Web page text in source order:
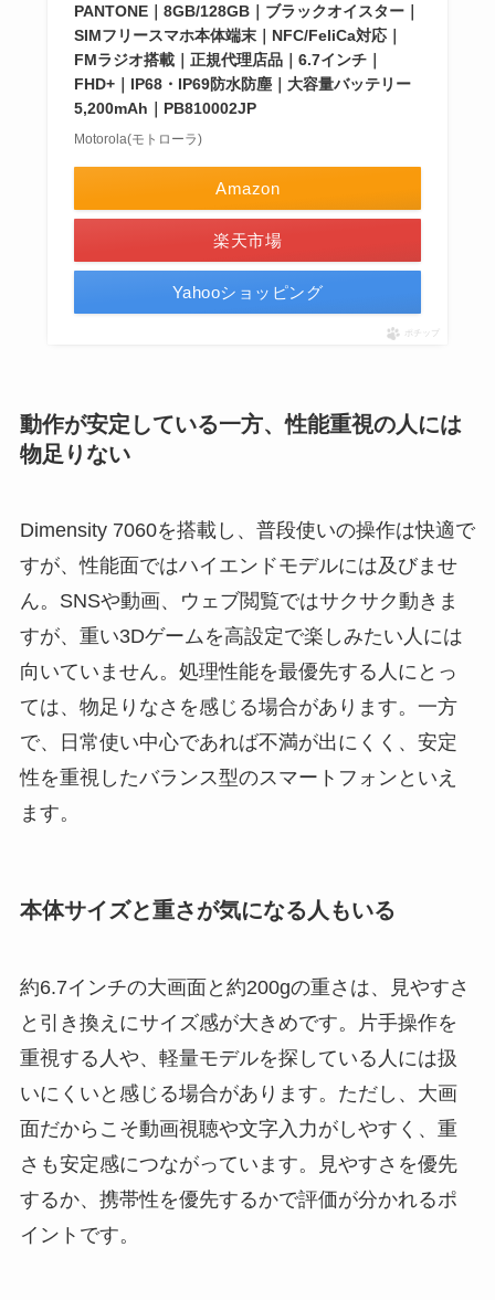
PANTONE｜8GB/128GB｜ブラックオイスター｜
SIMフリースマホ本体端末｜NFC/FeliCa対応｜
FMラジオ搭載｜正規代理店品｜6.7インチ｜
FHD+｜IP68・IP69防水防塵｜大容量バッテリー
5,200mAh｜PB810002JP
Motorola(モトローラ)
Amazon
楽天市場
Yahooショッピング
ポチップ
動作が安定している一方、性能重視の人には
物足りない
Dimensity 7060を搭載し、普段使いの操作は快適で
すが、性能面ではハイエンドモデルには及びませ
ん。SNSや動画、ウェブ閲覧ではサクサク動きま
すが、重い3Dゲームを高設定で楽しみたい人には
向いていません。処理性能を最優先する人にとっ
ては、物足りなさを感じる場合があります。一方
で、日常使い中心であれば不満が出にくく、安定
性を重視したバランス型のスマートフォンといえ
ます。
本体サイズと重さが気になる人もいる
約6.7インチの大画面と約200gの重さは、見やすさ
と引き換えにサイズ感が大きめです。片手操作を
重視する人や、軽量モデルを探している人には扱
いにくいと感じる場合があります。ただし、大画
面だからこそ動画視聴や文字入力がしやすく、重
さも安定感につながっています。見やすさを優先
するか、携帯性を優先するかで評価が分かれるポ
イントです。